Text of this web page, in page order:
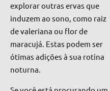
explorar outras ervas que
induzem ao sono, como raiz
de valeriana ou flor de
maracujá. Estas podem ser
ótimas adições à sua rotina
noturna.